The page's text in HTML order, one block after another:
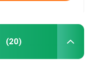
(20)